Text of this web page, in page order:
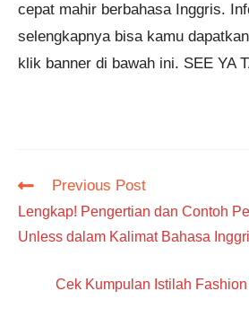
cepat mahir berbahasa Inggris.
selengkapnya bisa kamu
klik banner di bawah ini. SEE YA
Read
articles
Previous Post
Lengkap! Pengertian dan Contoh
Unless dalam Kalimat Bahasa
Cek Kumpulan Istilah